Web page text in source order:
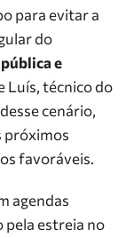
para evitar a
do
e
Luís, técnico do
cenário,
próximos
favoráveis.
agendas
pela estreia no